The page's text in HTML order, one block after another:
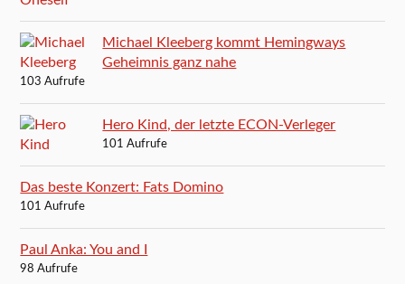
Michael Kleeberg kommt Hemingways
Geheimnis ganz nahe
103 Aufrufe
Hero Kind, der letzte ECON-Verleger
101 Aufrufe
Das beste Konzert: Fats Domino
101 Aufrufe
Paul Anka: You and I
98 Aufrufe